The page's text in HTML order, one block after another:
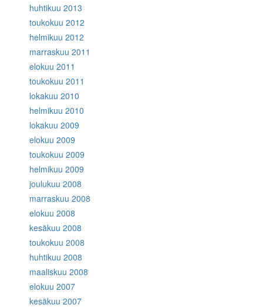
huhtikuu 2013
toukokuu 2012
helmikuu 2012
marraskuu 2011
elokuu 2011
toukokuu 2011
lokakuu 2010
helmikuu 2010
lokakuu 2009
elokuu 2009
toukokuu 2009
helmikuu 2009
joulukuu 2008
marraskuu 2008
elokuu 2008
kesäkuu 2008
toukokuu 2008
huhtikuu 2008
maaliskuu 2008
elokuu 2007
kesäkuu 2007